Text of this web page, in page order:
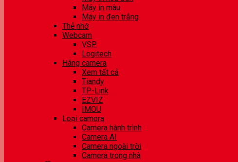
Máy in màu
Máy in đen trắng
Thẻ nhớ
Webcam
VSP
Logitech
Hãng camera
Xem tất cả
Tiandy
TP-Link
EZVIZ
IMOU
Loại camera
Camera hành trình
Camera AI
Camera ngoài trời
Camera trong nhà